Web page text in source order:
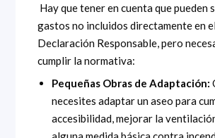
Hay que tener en cuenta que pueden
gastos no incluidos directamente en
Declaración Responsable, pero
cumplir la normativa:
Pequeñas Obras de Adaptación:
necesites adaptar un aseo para
accesibilidad, mejorar la